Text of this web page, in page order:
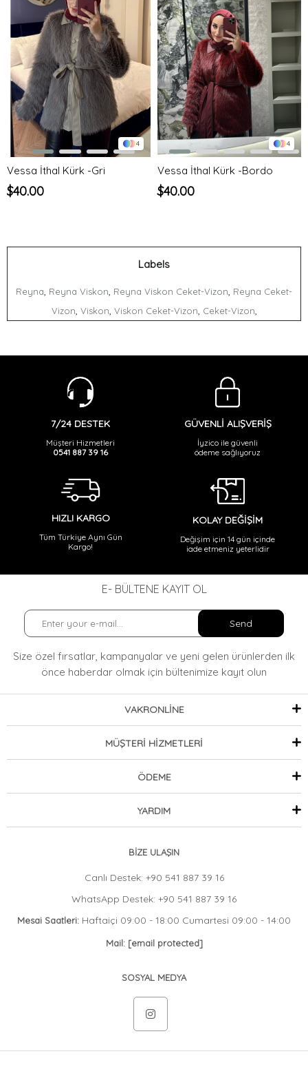
4
Vessa İthal Kürk -Gri
$40.00
4
Vessa İthal Kürk -Bordo
$40.00
Labels
Reyna, Reyna Viskon, Reyna Viskon Ceket-Vizon, Reyna Ceket-
Vizon, Viskon, Viskon Ceket-Vizon, Ceket-Vizon,
7/24 DESTEK
Müşteri Hizmetleri
0541 887 39 16
GÜVENLİ ALIŞVERİŞ
İyzico ile güvenli
ödeme sağlıyoruz
HIZLI KARGO
Tüm Türkiye Aynı Gün
Kargo!
KOLAY DEĞİŞİM
Değişim için 14 gün içinde
iade etmeniz yeterlidir
E- BÜLTENE KAYIT OL
Send
Size özel fırsatlar, kampanyalar ve yeni gelen ürünlerden ilk
önce haberdar olmak için bültenimize kayıt olun
VAKRONLİNE
MÜŞTERİ HİZMETLERİ
ÖDEME
YARDIM
BİZE ULAŞIN
Canlı Destek: +90 541 887 39 16
WhatsApp Destek: +90 541 887 39 16
Mesai Saatleri: Haftaiçi 09:00 - 18:00 Cumartesi 09:00 - 14:00
Mail: [email protected]
SOSYAL MEDYA